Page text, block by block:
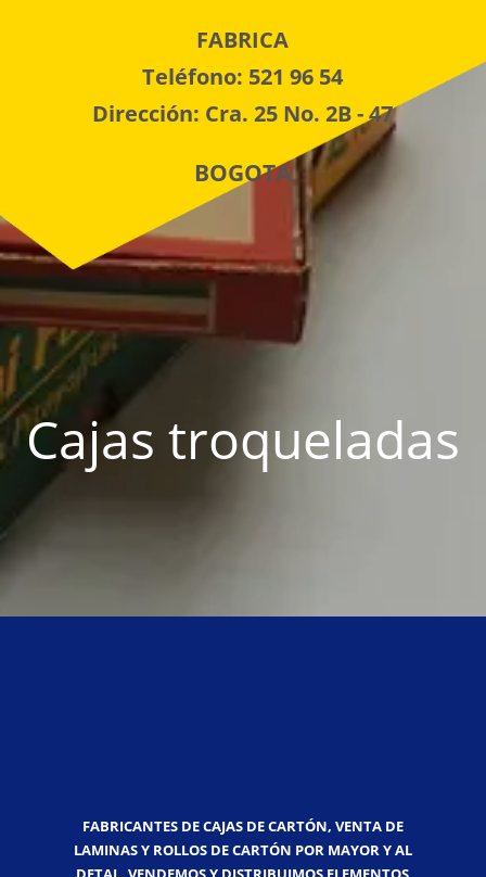
FABRICA
Teléfono: 521 96 54
Dirección: Cra. 25 No. 2B - 47
BOGOTA
Cajas troqueladas
FABRICANTES DE CAJAS DE CARTÓN, VENTA DE
LAMINAS Y ROLLOS DE CARTÓN POR MAYOR Y AL